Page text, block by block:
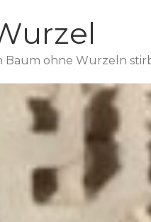
Baum ohne Wurzeln